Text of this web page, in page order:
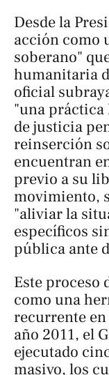
Desde la
acción como
soberano"
humanitaria
oficial
"una práctica
de justicia
reinserción
encuentran
previo a su
movimiento,
"aliviar la
específicos
pública ante
Este proceso
como una
recurrente en
año 2011, el
ejecutado
masivo, los